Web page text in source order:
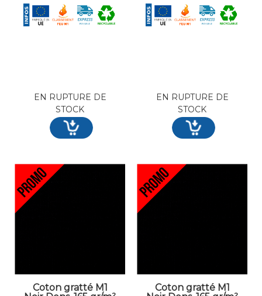
EN RUPTURE DE
STOCK
EN RUPTURE DE
STOCK
Coton gratté M1
Coton gratté M1